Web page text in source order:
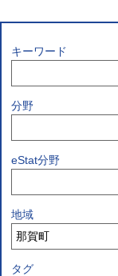
キーワード
分野
eStat分野
地域
タグ